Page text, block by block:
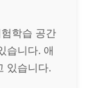
학습 공간
습니다. 애
있습니다.